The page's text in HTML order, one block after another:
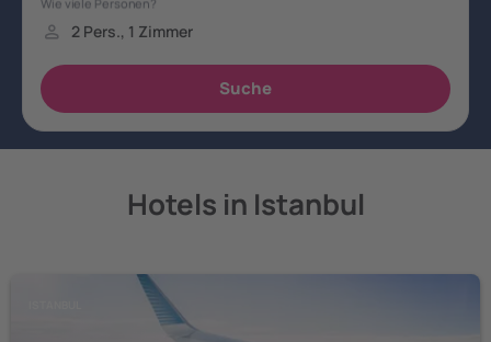
Hotels in Istanbul